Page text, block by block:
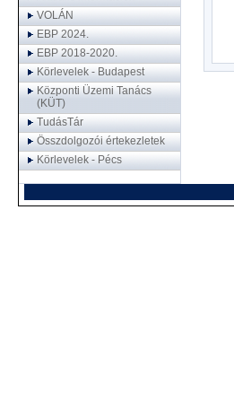
VOLÁN
EBP 2024.
EBP 2018-2020.
Körlevelek - Budapest
Központi Üzemi Tanács
(KÜT)
TudásTár
Összdolgozói értekezletek
Körlevelek - Pécs